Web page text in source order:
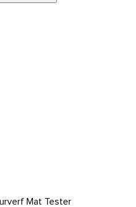
Mat Tester